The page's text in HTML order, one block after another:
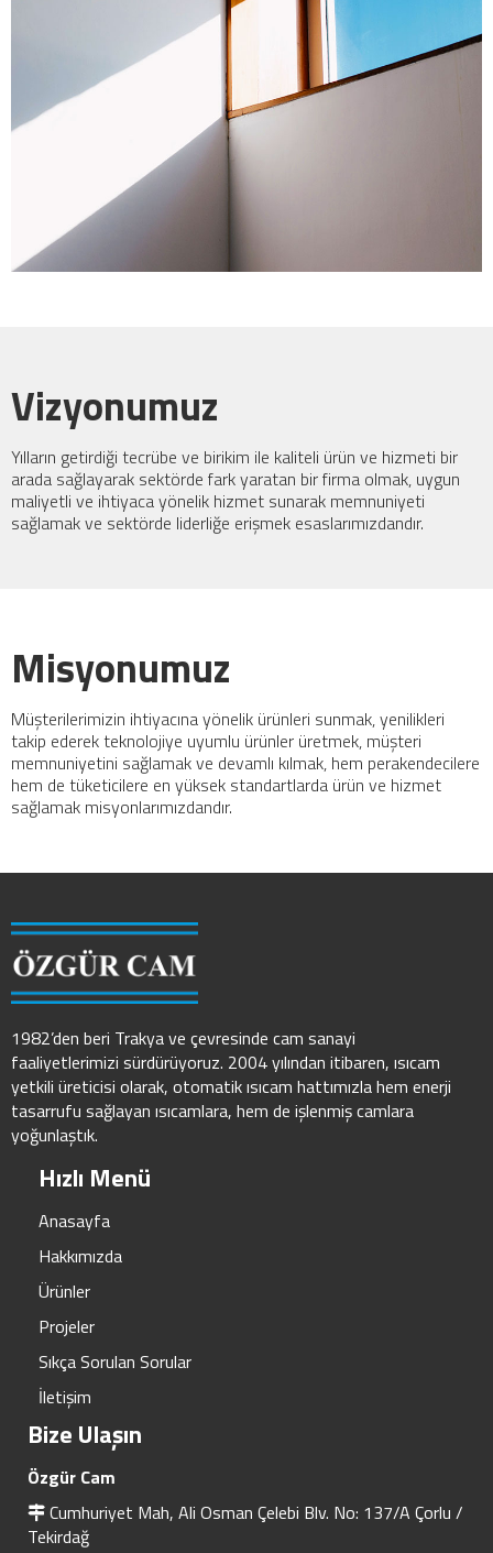
Vizyonumuz
Yılların getirdiği tecrübe ve birikim ile kaliteli ürün ve hizmeti bir
arada sağlayarak sektörde fark yaratan bir firma olmak, uygun
maliyetli ve ihtiyaca yönelik hizmet sunarak memnuniyeti
sağlamak ve sektörde liderliğe erişmek esaslarımızdandır.
Misyonumuz
Müşterilerimizin ihtiyacına yönelik ürünleri sunmak, yenilikleri
takip ederek teknolojiye uyumlu ürünler üretmek, müşteri
memnuniyetini sağlamak ve devamlı kılmak, hem perakendecilere
hem de tüketicilere en yüksek standartlarda ürün ve hizmet
sağlamak misyonlarımızdandır.
1982’den beri Trakya ve çevresinde cam sanayi
faaliyetlerimizi sürdürüyoruz. 2004 yılından itibaren, ısıcam
yetkili üreticisi olarak, otomatik ısıcam hattımızla hem enerji
tasarrufu sağlayan ısıcamlara, hem de işlenmiş camlara
yoğunlaştık.
Hızlı Menü
Anasayfa
Hakkımızda
Ürünler
Projeler
Sıkça Sorulan Sorular
İletişim
Bize Ulaşın
Özgür Cam
Cumhuriyet Mah, Ali Osman Çelebi Blv. No: 137/A Çorlu /
Tekirdağ